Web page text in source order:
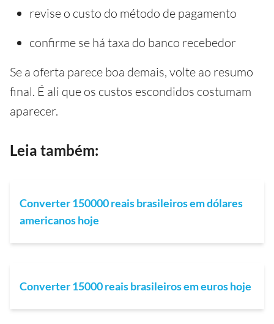
revise o custo do método de pagamento
confirme se há taxa do banco recebedor
Se a oferta parece boa demais, volte ao resumo
final. É ali que os custos escondidos costumam
aparecer.
Leia também:
Converter 150000 reais brasileiros em dólares
americanos hoje
Converter 15000 reais brasileiros em euros hoje